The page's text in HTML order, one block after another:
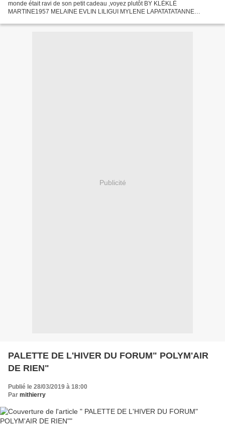
monde était ravi de son petit cadeau ,voyez plutôt BY KLÈKLÈ
MARTINE1957 MELAINE EVLIN LILIGUI MYLENE LAPATATATANNE
Publicité
PALETTE DE L'HIVER DU FORUM" POLYM'AIR
DE RIEN"
Publié le 28/03/2019 à 18:00
Par mithierry